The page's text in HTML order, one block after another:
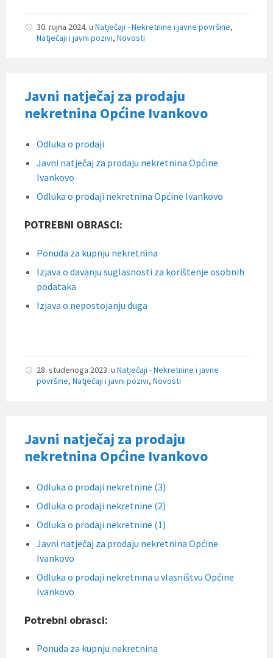
30. rujna 2024. u Natječaji - Nekretnine i javne površine,
Natječaji i javni pozivi, Novosti
Javni natječaj za prodaju
nekretnina Općine Ivankovo
Odluka o prodaji
Javni natječaj za prodaju nekretnina Općine
Ivankovo
Odluka o prodaji nekretnina Općine Ivankovo
POTREBNI OBRASCI:
Ponuda za kupnju nekretnina
Izjava o davanju suglasnosti za korištenje osobnih
podataka
Izjava o nepostojanju duga
28. studenoga 2023. u Natječaji - Nekretnine i javne
površine, Natječaji i javni pozivi, Novosti
Javni natječaj za prodaju
nekretnina Općine Ivankovo
Odluka o prodaji nekretnine (3)
Odluka o prodaji nekretnine (2)
Odluka o prodaji nekretnine (1)
Javni natječaj za prodaju nekretnina Općine
Ivankovo
Odluka o prodaji nekretnina u vlasništvu Općine
Ivankovo
Potrebni obrasci:
Ponuda za kupnju nekretnina